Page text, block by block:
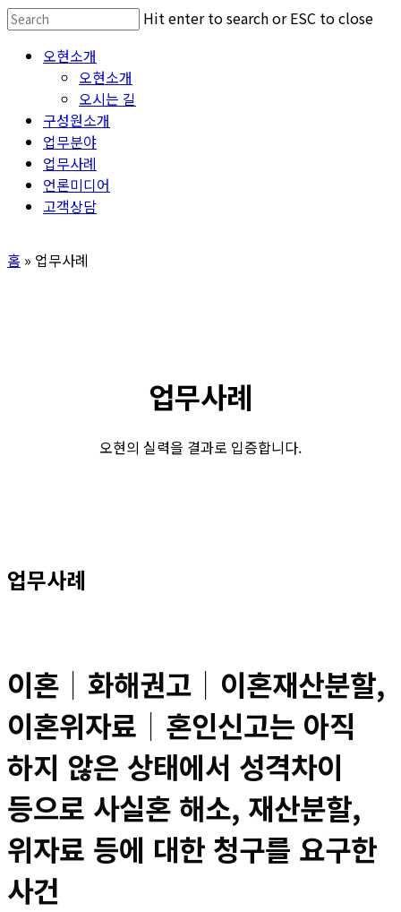
Skip
main
Hit enter to search or ESC to close
Search
Menu 오현소개
오현소개
오시는 길
구성원소개
업무분야
업무사례
언론미디어
고객상담
홈 » 업무사례
업무사례
오현의 실력을 결과로 입증합니다.
업무사례
이혼│화해권고│이혼재산분할,
이혼위자료│혼인신고는 아직
하지 않은 상태에서 성격차이
등으로 사실혼 해소, 재산분할,
위자료 등에 대한 청구를 요구한
사건